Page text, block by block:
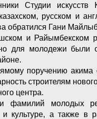
Студии искусств
русском и
обратился Гани
и Райымбекском
для молодежи были
поручению акима
строителям
центра.
фамилий молодых
культуре, а также в